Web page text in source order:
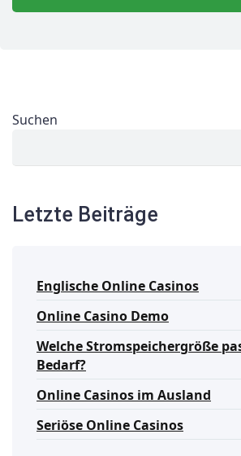
Suchen
Letzte Beiträge
Englische Online Casinos
Online Casino Demo
Welche Stromspeichergröße
Bedarf?
Online Casinos im Ausland
Seriöse Online Casinos